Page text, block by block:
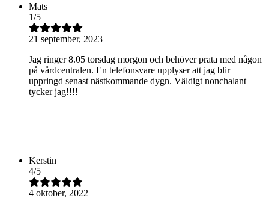
Mats
1/5
21 september, 2023
Jag ringer 8.05 torsdag morgon och behöver prata med någon
på vårdcentralen. En telefonsvare upplyser att jag blir
uppringd senast nästkommande dygn. Väldigt nonchalant
tycker jag!!!!
Kerstin
4/5
4 oktober, 2022